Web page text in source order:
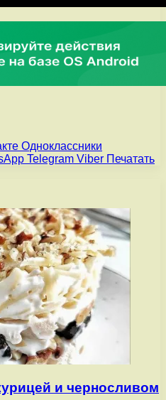
Одноклассники
Telegram Viber Печатать
и черносливом